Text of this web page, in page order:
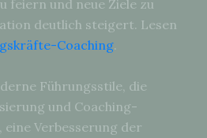
feiern und neue Ziele zu
deutlich steigert. Lesen
Coaching.
Führungsstile, die
und Coaching-
Verbesserung der